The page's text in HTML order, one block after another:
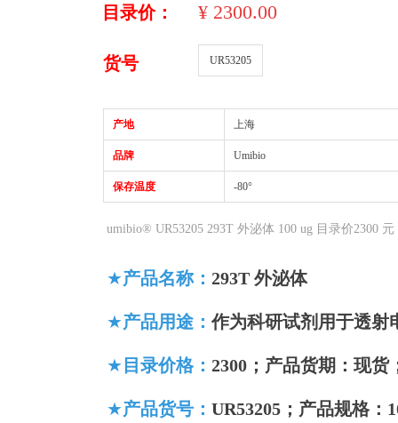
umibio® UR53205 293T 外泌体 100 ug 目录价2300
★产品名称： 293T 外泌体
★产品用途：作为科研试剂用于透射
★ 目录价格： 2300 ；产品货期：现货
★产品货号： UR53205 ； 产品规格：
目录价： ¥ 2300.00
货号 UR53205
产地 上海
品牌 Umibio
保存温度 -80°